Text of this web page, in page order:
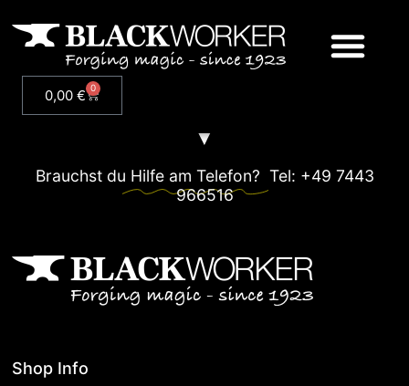
0,00€ 0
Brauchst du Hilfe am Telefon? Tel: +49 7443
966516
Shop Info